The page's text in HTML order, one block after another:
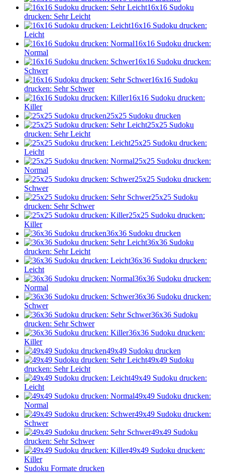
16x16 Sudoku
drucken: Sehr Leicht
16x16 Sudoku drucken:
Leicht
16x16 Sudoku drucken:
Normal
16x16 Sudoku drucken:
Schwer
16x16 Sudoku
drucken: Sehr Schwer
16x16 Sudoku drucken:
Killer
25x25 Sudoku drucken
25x25 Sudoku
drucken: Sehr Leicht
25x25 Sudoku drucken:
Leicht
25x25 Sudoku drucken:
Normal
25x25 Sudoku drucken:
Schwer
25x25 Sudoku
drucken: Sehr Schwer
25x25 Sudoku drucken:
Killer
36x36 Sudoku drucken
36x36 Sudoku
drucken: Sehr Leicht
36x36 Sudoku drucken:
Leicht
36x36 Sudoku drucken:
Normal
36x36 Sudoku drucken:
Schwer
36x36 Sudoku
drucken: Sehr Schwer
36x36 Sudoku drucken:
Killer
49x49 Sudoku drucken
49x49 Sudoku
drucken: Sehr Leicht
49x49 Sudoku drucken:
Leicht
49x49 Sudoku drucken:
Normal
49x49 Sudoku drucken:
Schwer
49x49 Sudoku
drucken: Sehr Schwer
49x49 Sudoku drucken:
Killer
Sudoku Formate drucken